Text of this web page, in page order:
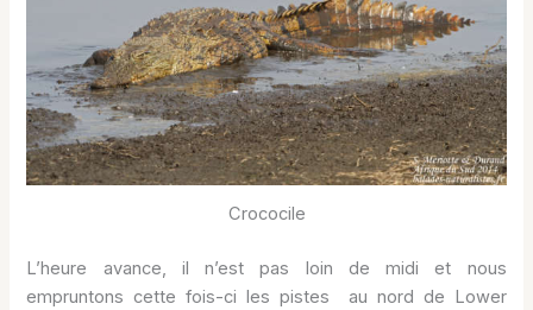
Crococile
L’heure avance, il n’est pas loin de midi et nous
empruntons cette fois-ci les pistes au nord de Lower